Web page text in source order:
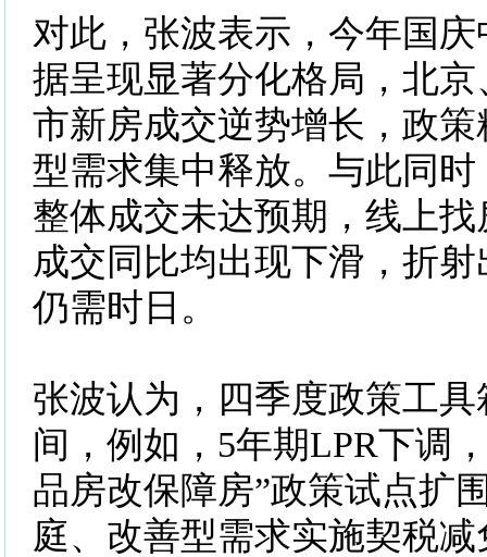
对此，张波表示，今年国
据呈现显著分化格局，北
市新房成交逆势增长，政
型需求集中释放。与此同
整体成交未达预期，线上
成交同比均出现下滑，折
仍需时日。
张波认为，四季度政策工
间，例如，5年期LPR下调
品房改保障房”政策试点扩
庭、改善型需求实施契